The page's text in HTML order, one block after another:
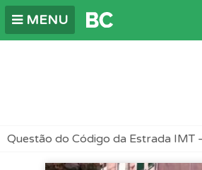
MENU
Questão do Código da Estrada IMT